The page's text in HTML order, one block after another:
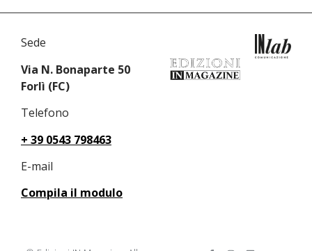
Sede
Via N. Bonaparte 50
Forlì (FC)
Telefono
+ 39 0543 798463
E-mail
Compila il modulo